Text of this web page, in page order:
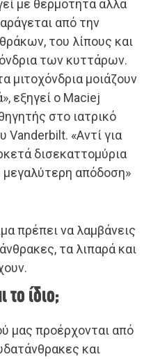
με θερμότητα αλλά
από την
του λίπους και
των κυττάρων.
μιτοχόνδρια μοιάζουν
εξηγεί ο Maciej
στο ιατρικό
Vanderbilt. «Αντί για
δισεκαττομύρια
μεγαλύτερη απόδοση»
πρέπει να λαμβάνεις
τα λιπαρά και
το ίδιο;
μας προέρχονται από
και